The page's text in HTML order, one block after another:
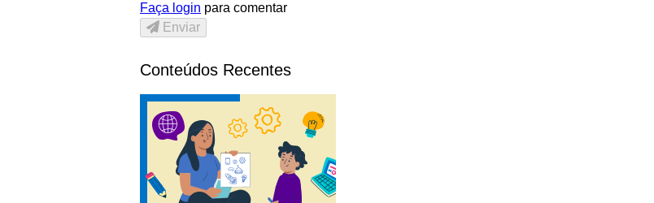
Faça login para comentar
Enviar
Conteúdos Recentes